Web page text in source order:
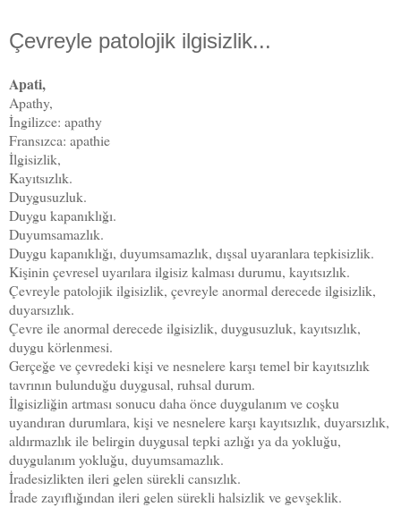
Çevreyle patolojik ilgisizlik...
Apati,
Apathy,
İngilizce: apathy
Fransızca: apathie
İlgisizlik,
Kayıtsızlık.
Duygusuzluk.
Duygu kapanıklığı.
Duyumsamazlık.
Duygu kapanıklığı, duyumsamazlık, dışsal uyaranlara tepkisizlik.
Kişinin çevresel uyarılara ilgisiz kalması durumu, kayıtsızlık.
Çevreyle patolojik ilgisizlik, çevreyle anormal derecede ilgisizlik,
duyarsızlık.
Çevre ile anormal derecede ilgisizlik, duygusuzluk, kayıtsızlık,
duygu körlenmesi.
Gerçeğe ve çevredeki kişi ve nesnelere karşı temel bir kayıtsızlık
tavrının bulunduğu duygusal, ruhsal durum.
İlgisizliğin artması sonucu daha önce duygulanım ve coşku
uyandıran durumlara, kişi ve nesnelere karşı kayıtsızlık, duyarsızlık,
aldırmazlık ile belirgin duygusal tepki azlığı ya da yokluğu,
duygulanım yokluğu, duyumsamazlık.
İradesizlikten ileri gelen sürekli cansızlık.
İrade zayıflığından ileri gelen sürekli halsizlik ve gevşeklik.